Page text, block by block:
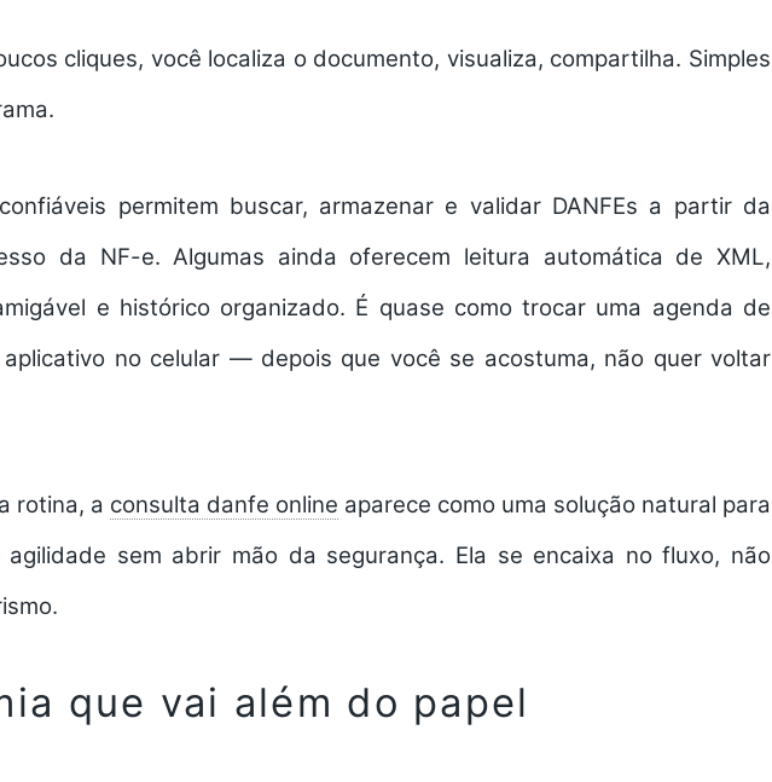
cliques, você localiza o documento, visualiza, compartilha. Simples
permitem buscar, armazenar e validar DANFEs a partir da
da NF-e. Algumas ainda oferecem leitura automática de XML,
e histórico organizado. É quase como trocar uma agenda de
no celular — depois que você se acostuma, não quer voltar
rotina, a consulta danfe online aparece como uma solução natural para
agilidade sem abrir mão da segurança. Ela se encaixa no fluxo, não
que vai além do papel